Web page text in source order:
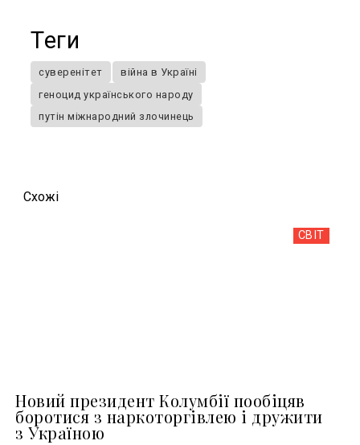
Теги
суверенітет
війна в Україні
геноцид українського народу
путін міжнародний злочинець
Схожi
СВІТ
Новий президент Колумбії пообіцяв
боротися з наркоторгівлею і дружити
з Україною